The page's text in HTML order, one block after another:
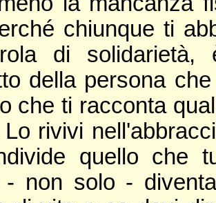
chiunque ti
di
della persona
che ti racconta
rivivi
quello che
- non solo -